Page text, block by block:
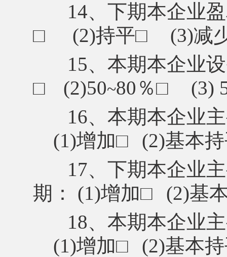
14、下期本企业
□
(2)持平□
(3)减
15、本期本企业
□
(2)50~80％□
(3)
16、本期本企业
(1)增加□
(2)基本
17、下期本企业
期： (1)增加□
(2)基
18、本期本企业
(1)增加□
(2)基本